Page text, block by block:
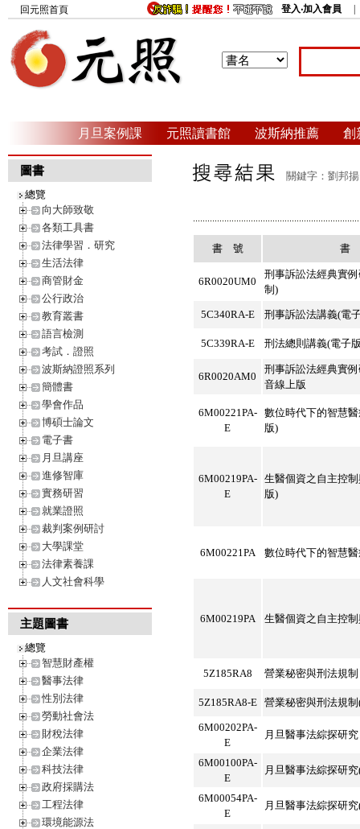
回元照首頁 登入‧加入會員
月旦案例課 元照讀書館 波斯納推薦 創
圖書
總覽
向大師致敬
各類工具書
法律學習．研究
生活法律
商管財金
公行政治
教育叢書
語言檢測
考試．證照
波斯納證照系列
簡體書
學會作品
博碩士論文
電子書
月旦講座
進修智庫
實務研習
就業證照
裁判案例研討
大學課堂
法律素養課
人文社會科學
主題圖書
總覽
智慧財產權
醫事法律
性別法律
勞動社會法
財稅法律
企業法律
科技法律
政府採購法
工程法律
環境能源法
關鍵字：劉邦
書 號 書
6R0020UM0
刑事訴訟法經典實
制)
5C340RA-E 刑事訴訟法講義(電
5C339RA-E 刑法總則講義(電子
6R0020AM0
刑事訴訟法經典實
音線上版
6M00221PA-
E
數位時代下的智慧
版)
6M00219PA-
E
生醫個資之自主控
版)
6M00221PA 數位時代下的智慧
6M00219PA 生醫個資之自主控
5Z185RA8 營業秘密與刑法規制
5Z185RA8-E 營業秘密與刑法規
6M00202PA-
E
月旦醫事法綜探研
6M00100PA-
E
月旦醫事法綜探研
6M00054PA-
E
月旦醫事法綜探研